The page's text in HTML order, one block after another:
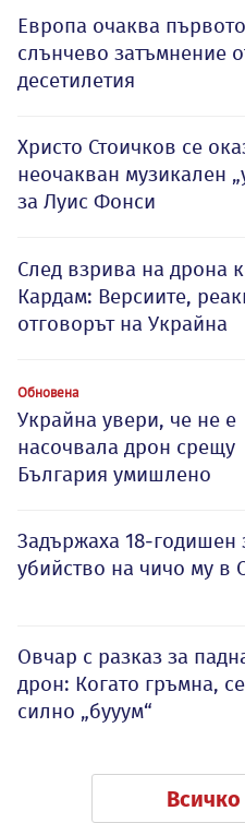
Европа очаква
слънчево затъмнение
десетилетия
Христо Стоичков се
неочакван музикален
за Луис Фонси
След взрива на дрона
Кардам: Версиите,
отговорът на Украйна
Обновена
Украйна увери, че не е
насочвала дрон срещу
България умишлено
Задържаха 18-годишен
убийство на чичо му в
Овчар с разказ за
дрон: Когато гръмна,
силно „бууум“
Всичко